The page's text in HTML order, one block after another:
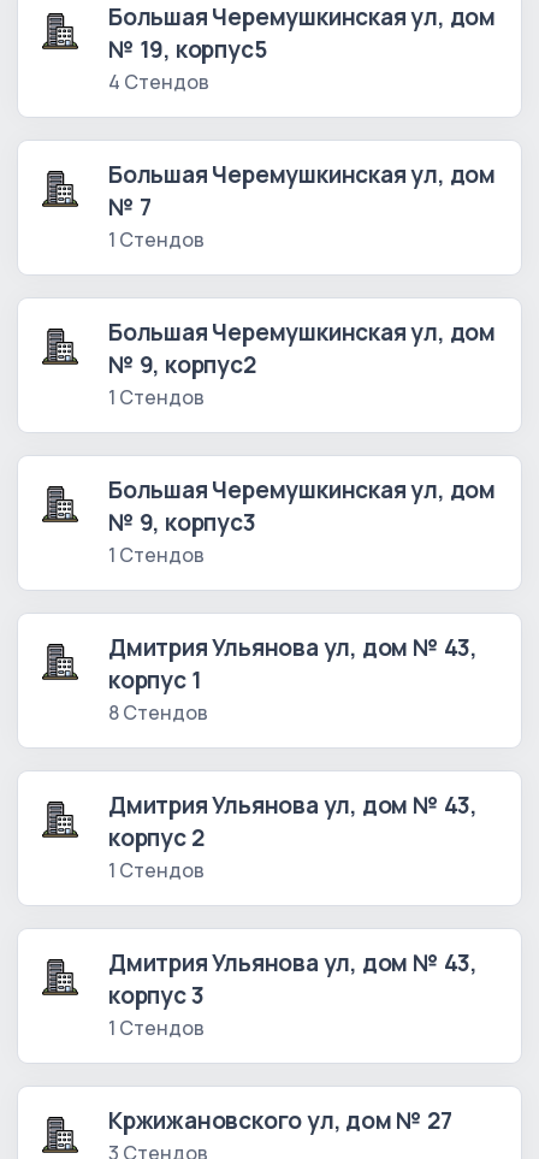
Большая Черемушкинская ул, дом
№ 19, корпус5
4 Стендов
Большая Черемушкинская ул, дом
№ 7
1 Стендов
Большая Черемушкинская ул, дом
№ 9, корпус2
1 Стендов
Большая Черемушкинская ул, дом
№ 9, корпус3
1 Стендов
Дмитрия Ульянова ул, дом № 43,
корпус 1
8 Стендов
Дмитрия Ульянова ул, дом № 43,
корпус 2
1 Стендов
Дмитрия Ульянова ул, дом № 43,
корпус 3
1 Стендов
Кржижановского ул, дом № 27
3 Стендов